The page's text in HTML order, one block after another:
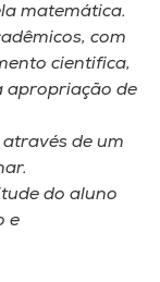
matemática.
com
cientifica,
apropriação de
de um
do aluno
e